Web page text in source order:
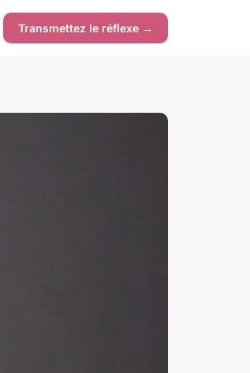
Transmettez le réflexe →